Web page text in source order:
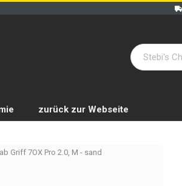
zurück zur Webseite
Griff 7OX Pro 2.0, M - sand